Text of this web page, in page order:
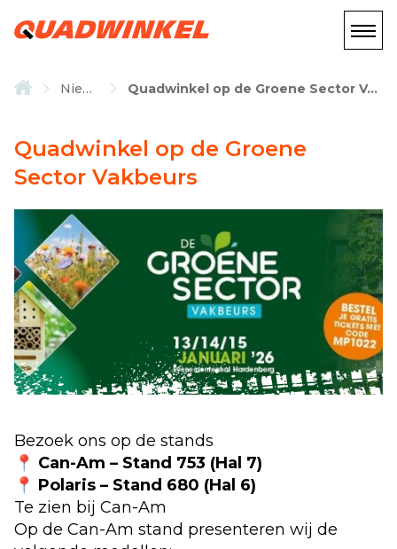
Nieuws Quadwinkel op de Groene Sector Vakbeurs
Quadwinkel op de Groene
Sector Vakbeurs
Bezoek ons op de stands
📍 Can-Am – Stand 753 (Hal 7)
📍 Polaris – Stand 680 (Hal 6)
Te zien bij Can-Am
Op de Can-Am stand presenteren wij de